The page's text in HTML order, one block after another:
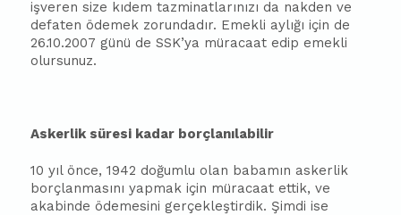
işveren size kıdem tazminatlarınızı da nakden ve
defaten ödemek zorundadır. Emekli aylığı için de
26.10.2007 günü de SSK’ya müracaat edip emekli
olursunuz.
Askerlik süresi kadar borçlanılabilir
10 yıl önce, 1942 doğumlu olan babamın askerlik
borçlanmasını yapmak için müracaat ettik, ve
akabinde ödemesini gerçekleştirdik. Şimdi ise